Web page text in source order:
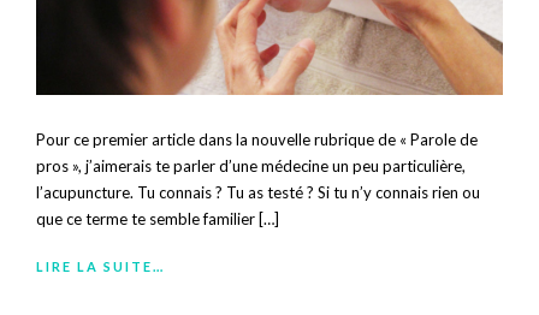
Pour ce premier article dans la nouvelle rubrique de « Parole de
pros », j’aimerais te parler d’une médecine un peu particulière,
l’acupuncture. Tu connais ? Tu as testé ? Si tu n’y connais rien ou
que ce terme te semble familier […]
LIRE LA SUITE…